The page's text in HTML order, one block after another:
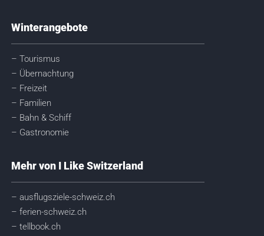
Winterangebote
– Tourismus
– Übernachtung
– Freizeit
– Familien
– Bahn & Schiff
– Gastronomie
Mehr von I Like Switzerland
– ausflugsziele-schweiz.ch
– ferien-schweiz.ch
– tellbook.ch